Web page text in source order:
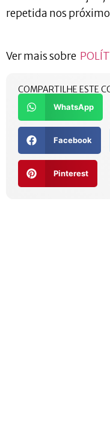
repetida nos
Ver mais sobre
COMPARTILHE ESTE
WhatsApp
Facebook
Pinterest